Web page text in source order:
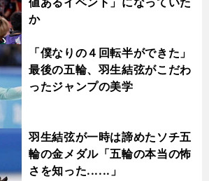
か
「僕なりの４回転半ができた」
最後の五輪、羽生結弦がこだわ
ったジャンプの美学
羽生結弦が一時は諦めたソチ五
輪の金メダル「五輪の本当の怖
さを知った......」